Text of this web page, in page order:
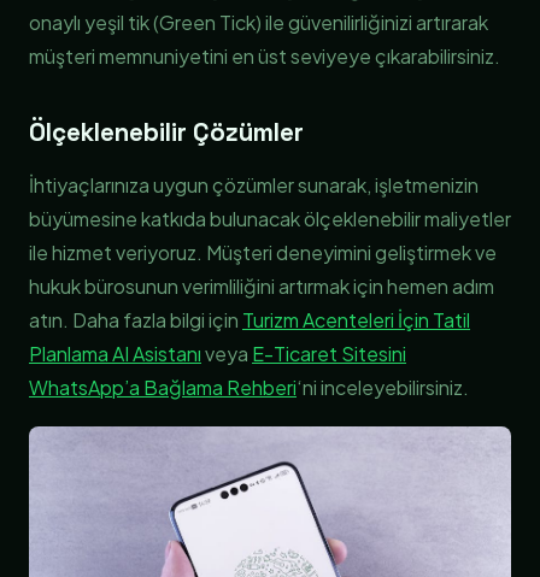
onaylı yeşil tik (Green Tick) ile güvenilirliğinizi artırarak
müşteri memnuniyetini en üst seviyeye çıkarabilirsiniz.
Ölçeklenebilir Çözümler
İhtiyaçlarınıza uygun çözümler sunarak, işletmenizin
büyümesine katkıda bulunacak ölçeklenebilir maliyetler
ile hizmet veriyoruz. Müşteri deneyimini geliştirmek ve
hukuk bürosunun verimliliğini artırmak için hemen adım
atın. Daha fazla bilgi için Turizm Acenteleri İçin Tatil
Planlama AI Asistanıveya E-Ticaret Sitesini
WhatsApp’a Bağlama Rehberi‘ni inceleyebilirsiniz.